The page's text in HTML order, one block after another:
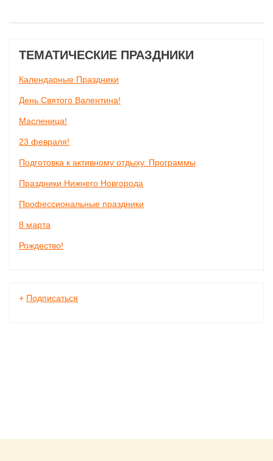
ТЕМАТИЧЕСКИЕ ПРАЗДНИКИ
Календарные Праздники
День Святого Валентина!
Масленица!
23 февраля!
Подготовка к активному отдыху. Программы
Праздники Нижнего Новгорода
Профессиональные праздники
8 марта
Рождество!
+ Подписаться